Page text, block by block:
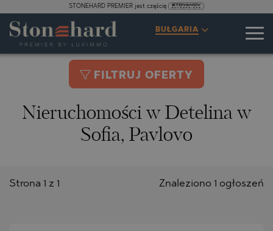
STONEHARD PREMIER jest częścią
BUŁGARIA
FILTRUJ OFERTY
Nieruchomości w Detelina w
Sofia, Pavlovo
Znaleziono 1 ogłoszeń
Strona 1 z 1